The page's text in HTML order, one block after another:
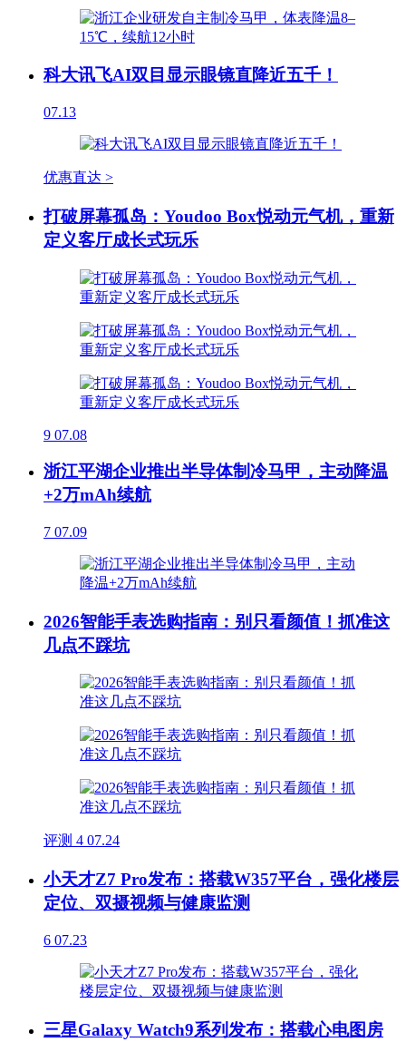
科大讯飞AI双目显示眼镜直降近五千！
07.13
优惠直达 >
打破屏幕孤岛：Youdoo Box悦动元气机，重新
定义客厅成长式玩乐
9 07.08
浙江平湖企业推出半导体制冷马甲，主动降温
+2万mAh续航
7 07.09
2026智能手表选购指南：别只看颜值！抓准这
几点不踩坑
评测 4 07.24
小天才Z7 Pro发布：搭载W357平台，强化楼层
定位、双摄视频与健康监测
6 07.23
三星Galaxy Watch9系列发布：搭载心电图房